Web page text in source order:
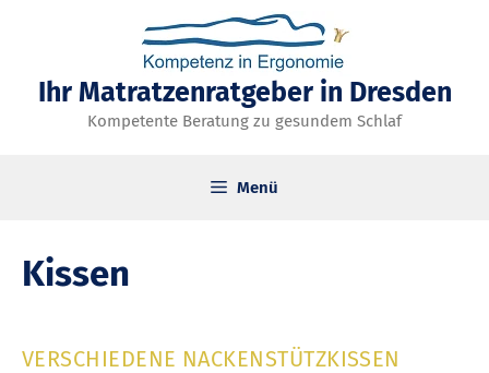
springen
Ihr Matratzenratgeber in Dresden
Kompetente Beratung zu gesundem Schlaf
Menü
Kissen
VERSCHIEDENE NACKENSTÜTZKISSEN